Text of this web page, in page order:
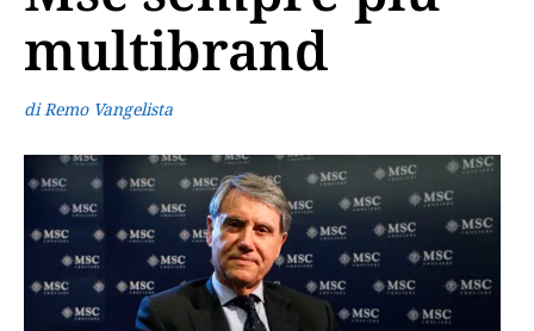
multibrand
di Remo Vangelista